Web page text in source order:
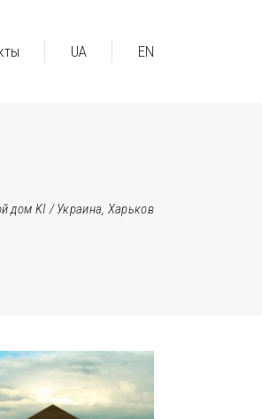
UA EN
дом KI / Украина, Харьков